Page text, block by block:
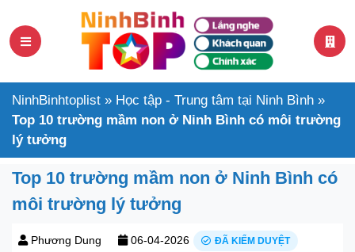
NinhBinhtoplist » Học tập - Trung tâm tại Ninh Bình »
Top 10 trường mầm non ở Ninh Bình có môi trường
lý tưởng
Top 10 trường mầm non ở Ninh Bình có
môi trường lý tưởng
Phương Dung 06-04-2026 ĐÃ KIỂM DUYỆT